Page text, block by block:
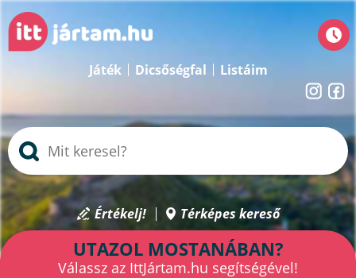
Játék Dicsőségfal Listáim
Értékelj! Térképes kereső
UTAZOL MOSTANÁBAN?
Válassz az IttJártam.hu segítségével!